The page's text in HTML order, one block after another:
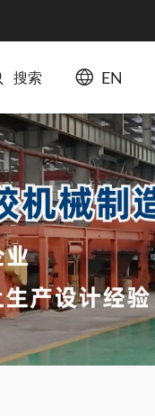
EN
搜索